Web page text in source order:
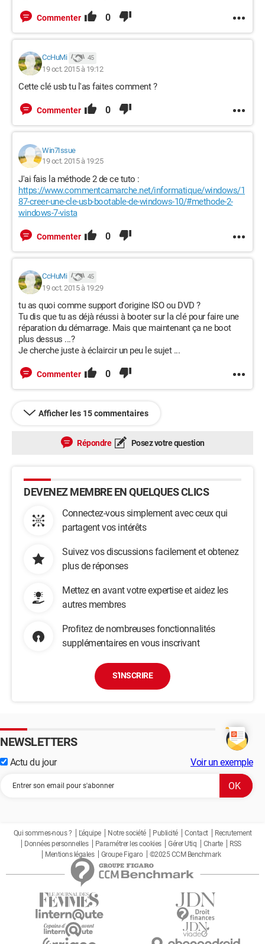
Commenter 0
CcHuMi 45
19 oct. 2015 à 19:12
Cette clé usb tu l'as faites comment ?
Commenter 0
Win7Issue
19 oct. 2015 à 19:25
J'ai fais la méthode 2 de ce tuto :
https://www.commentcamarche.net/informatique/windows/1
87-creer-une-cle-usb-bootable-de-windows-10/#methode-2-
windows-7-vista
Commenter 0
CcHuMi 45
19 oct. 2015 à 19:29
tu as quoi comme support d'origine ISO ou DVD ?
Tu dis que tu as déjà réussi à booter sur la clé pour faire une
réparation du démarrage. Mais que maintenant ça ne boot
plus dessus ...?
Je cherche juste à éclaircir un peu le sujet ...
Commenter 0
Afficher les 15 commentaires
Répondre Posez votre question
DEVENEZ MEMBRE EN QUELQUES CLICS
Connectez-vous simplement avec ceux qui
partagent vos intérêts
Suivez vos discussions facilement et obtenez
plus de réponses
Mettez en avant votre expertise et aidez les
autres membres
Profitez de nombreuses fonctionnalités
supplémentaires en vous inscrivant
S'INSCRIRE
NEWSLETTERS
Actu du jour Voir un exemple
Qui sommes-nous ? L'équipe Notre société Publicité Contact
Recrutement
Données personnelles
Paramétrer les cookies Gérer Utiq Charte
RSS
Mentions légales
Groupe Figaro ©2025 CCM Benchmark